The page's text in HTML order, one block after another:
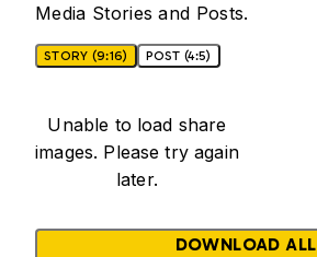
Media Stories and Posts.
STORY (9:16) POST (4:5)
Unable to load share
images. Please try again
later.
DOWNLOAD ALL